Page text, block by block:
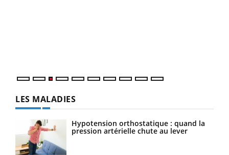
LES MALADIES
Hypotension orthostatique : quand la
pression artérielle chute au lever